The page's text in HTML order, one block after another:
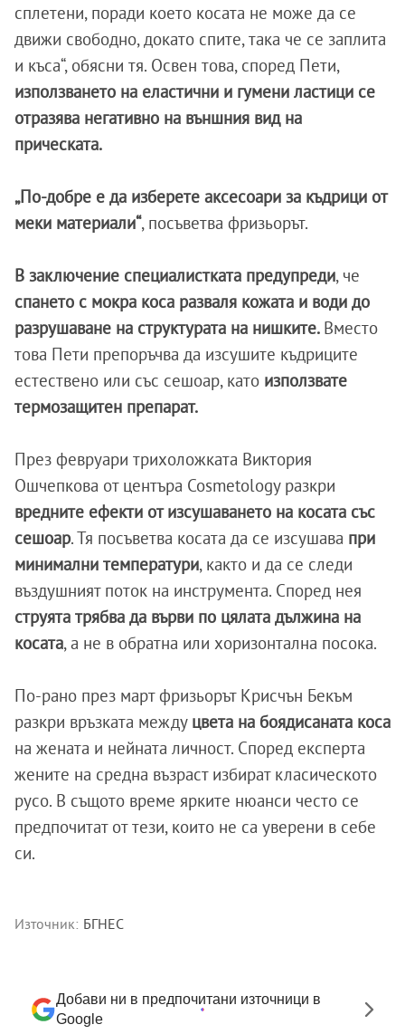
сплетени, поради което косата не може да се
движи свободно, докато спите, така че се заплита
и къса“, обясни тя. Освен това, според Пети,
използването на еластични и гумени ластици се
отразява негативно на външния вид на
прическата.
„По-добре е да изберете аксесоари за къдрици от
меки материали“, посъветва фризьорът.
В заключение специалистката предупреди, че
спането с мокра коса разваля кожата и води до
разрушаване на структурата на нишките. Вместо
това Пети препоръчва да изсушите къдриците
естествено или със сешоар, като използвате
термозащитен препарат.
През февруари трихоложката Виктория
Ошчепкова от центъра Cosmetology разкри
вредните ефекти от изсушаването на косата със
сешоар. Тя посъветва косата да се изсушава при
минимални температури, както и да се следи
въздушният поток на инструмента. Според нея
струята трябва да върви по цялата дължина на
косата, а не в обратна или хоризонтална посока.
По-рано през март фризьорът Крисчън Бекъм
разкри връзката между цвета на боядисаната коса
на жената и нейната личност. Според експерта
жените на средна възраст избират класическото
русо. В същото време ярките нюанси често се
предпочитат от тези, които не са уверени в себе
си.
Източник: БГНЕС
Добави ни в предпочитани източници в
Google